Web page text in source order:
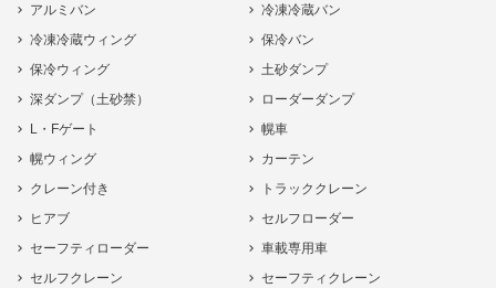
アルミバン
冷凍冷蔵バン
冷凍冷蔵ウィング
保冷バン
保冷ウィング
土砂ダンプ
深ダンプ（土砂禁）
ローダーダンプ
L・Fゲート
幌車
幌ウィング
カーテン
クレーン付き
トラッククレーン
ヒアブ
セルフローダー
セーフティローダー
車載専用車
セルフクレーン
セーフティクレーン